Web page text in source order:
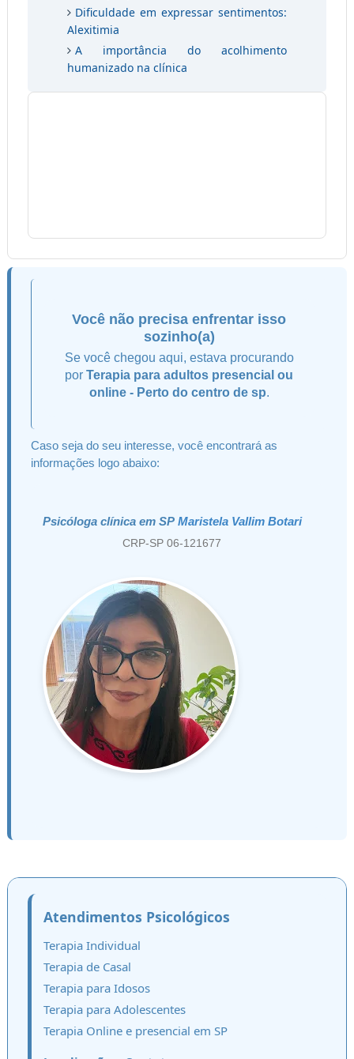
Dificuldade em expressar sentimentos:
Alexitimia
A importância do acolhimento
humanizado na clínica
Você não precisa enfrentar isso
sozinho(a)
Se você chegou aqui, estava procurando
porTerapia para adultos presencial ou
online - Perto do centro de sp.
Caso seja do seu interesse, você encontrará as
informações logo abaixo:
Psicóloga clínica em SPMaristela Vallim Botari
CRP-SP 06-121677
Atendimentos Psicológicos
Terapia Individual
Terapia de Casal
Terapia para Idosos
Terapia para Adolescentes
Terapia Onlinee presencial em SP